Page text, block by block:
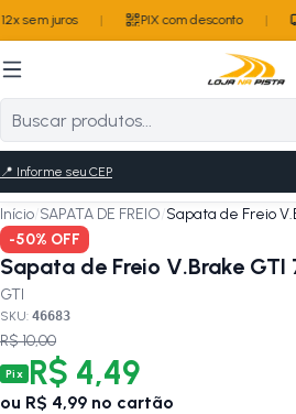
sem juros PIX com desconto
📍 Informe seu CEP
Início/SAPATA DE FREIO/Sapata de Freio
-50% OFF
Sapata de Freio V.Brake GTI
GTI
SKU: 46683
R$ 10,00
Pix R$ 4,49
ou R$ 4,99 no cartão